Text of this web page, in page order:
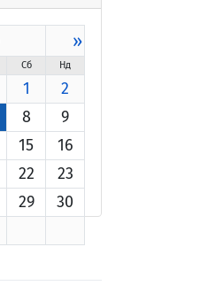
»
Сб Нд
1
2
8
9
15
16
22
23
29
30